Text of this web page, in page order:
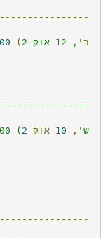
(ב
', 12 אוק 2
r2 | ran | 2015-10-10 20:33:16 +0300 (ש' ,
10 אוק 2